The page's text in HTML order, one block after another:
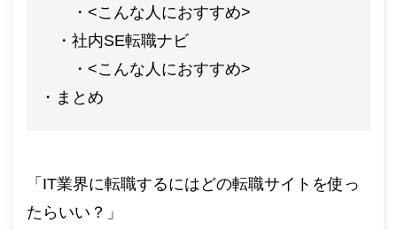
<こんな人におすすめ>
社内SE転職ナビ
<こんな人におすすめ>
まとめ
「IT業界に転職するにはどの転職サイトを使っ
たらいい？」